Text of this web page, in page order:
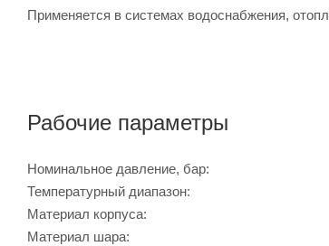
Применяется в системах водоснабжения,
Рабочие параметры
Номинальное давление, бар:
Температурный диапазон:
Материал корпуса:
Материал шара: